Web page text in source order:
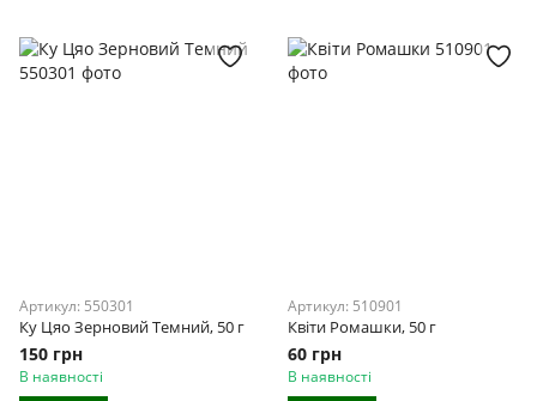
Артикул: 550301
Ку Цяо Зерновий Темний, 50 г
150 грн
В наявності
Артикул: 510901
Квіти Ромашки, 50 г
60 грн
В наявності